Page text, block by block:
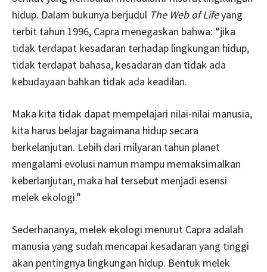
hidup. Dalam bukunya berjudul The Web of Lifeyang
terbit tahun 1996, Capra menegaskan bahwa: “jika
tidak terdapat kesadaran terhadap lingkungan hidup,
tidak terdapat bahasa, kesadaran dan tidak ada
kebudayaan bahkan tidak ada keadilan.
Maka kita tidak dapat mempelajari nilai-nilai manusia,
kita harus belajar bagaimana hidup secara
berkelanjutan. Lebih dari milyaran tahun planet
mengalami evolusi namun mampu memaksimalkan
keberlanjutan, maka hal tersebut menjadi esensi
melek ekologi.”
Sederhananya, melek ekologi menurut Capra adalah
manusia yang sudah mencapai kesadaran yang tinggi
akan pentingnya lingkungan hidup. Bentuk melek